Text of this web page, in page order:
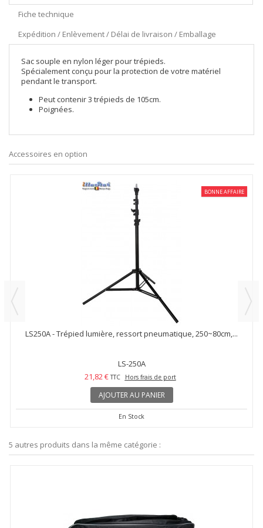
Fiche technique
Expédition / Enlèvement / Délai de livraison / Emballage
Sac souple en nylon léger pour trépieds.
Spécialement conçu pour la protection de votre matériel
pendant le transport.
Peut contenir 3 trépieds de 105cm.
Poignées.
Accessoires en option
BONNE AFFAIRE
LS250A - Trépied lumière, ressort pneumatique, 250~80cm,...
LS-250A
21,82 € TTC Hors frais de port
AJOUTER AU PANIER
En Stock
5 autres produits dans la même catégorie :